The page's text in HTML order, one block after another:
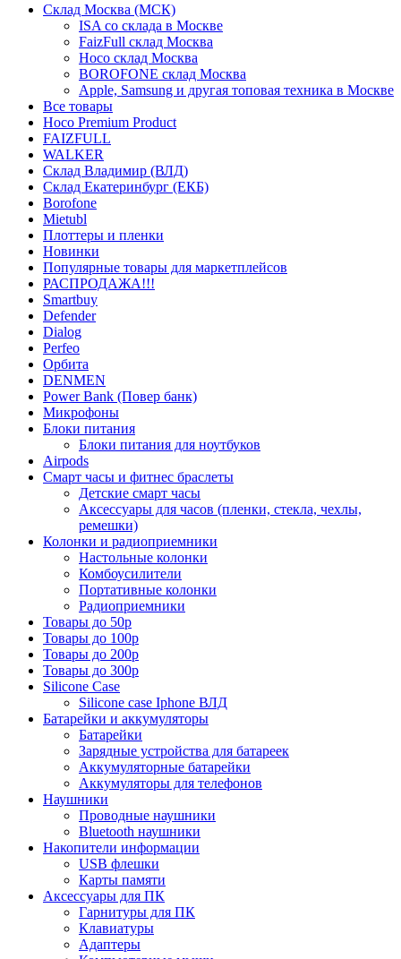
Склад Москва (МСК)
ISA со склада в Москве
FaizFull склад Москва
Hoco склад Москва
BOROFONE склад Москва
Apple, Samsung и другая топовая техника в Москве
Все товары
Hoco Premium Product
FAIZFULL
WALKER
Склад Владимир (ВЛД)
Склад Екатеринбург (ЕКБ)
Borofone
Mietubl
Плоттеры и пленки
Новинки
Популярные товары для маркетплейсов
РАСПРОДАЖА!!!
Smartbuy
Defender
Dialog
Perfeo
Орбита
DENMEN
Power Bank (Повер банк)
Микрофоны
Блоки питания
Блоки питания для ноутбуков
Airpods
Смарт часы и фитнес браслеты
Детские смарт часы
Аксессуары для часов (пленки, стекла, чехлы,
ремешки)
Колонки и радиоприемники
Настольные колонки
Комбоусилители
Портативные колонки
Радиоприемники
Товары до 50р
Товары до 100р
Товары до 200р
Товары до 300р
Silicone Case
Silicone case Iphone ВЛД
Батарейки и аккумуляторы
Батарейки
Зарядные устройства для батареек
Аккумуляторные батарейки
Аккумуляторы для телефонов
Наушники
Проводные наушники
Bluetooth наушники
Накопители информации
USB флешки
Карты памяти
Аксессуары для ПК
Гарнитуры для ПК
Клавиатуры
Адаптеры